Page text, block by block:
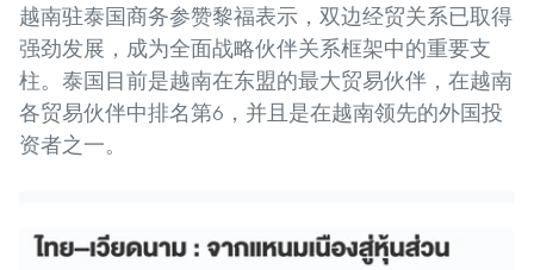
越南驻泰国商务参赞黎福表示，双边经贸关系已取得
强劲发展，成为全面战略伙伴关系框架中的重要支
柱。泰国目前是越南在东盟的最大贸易伙伴，在越南
各贸易伙伴中排名第6，并且是在越南领先的外国投
资者之一。